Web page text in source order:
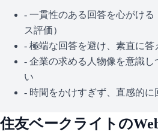
- 一貫性のある回答を心がけ
ス評価）
- 極端な回答を避け、素直に答
- 企業の求める人物像を意識
い
- 時間をかけすぎず、直感的に
住友ベークライト の